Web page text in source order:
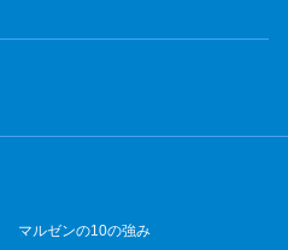
マルゼンの10の強み